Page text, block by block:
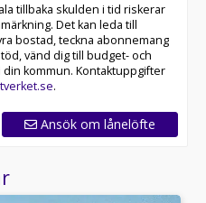
tillbaka skulden i tid riskerar
Det kan leda till
bostad, teckna abonnemang
vänd dig till budget- och
kommun. Kontaktuppgifter
.
Ansök om lånelöfte